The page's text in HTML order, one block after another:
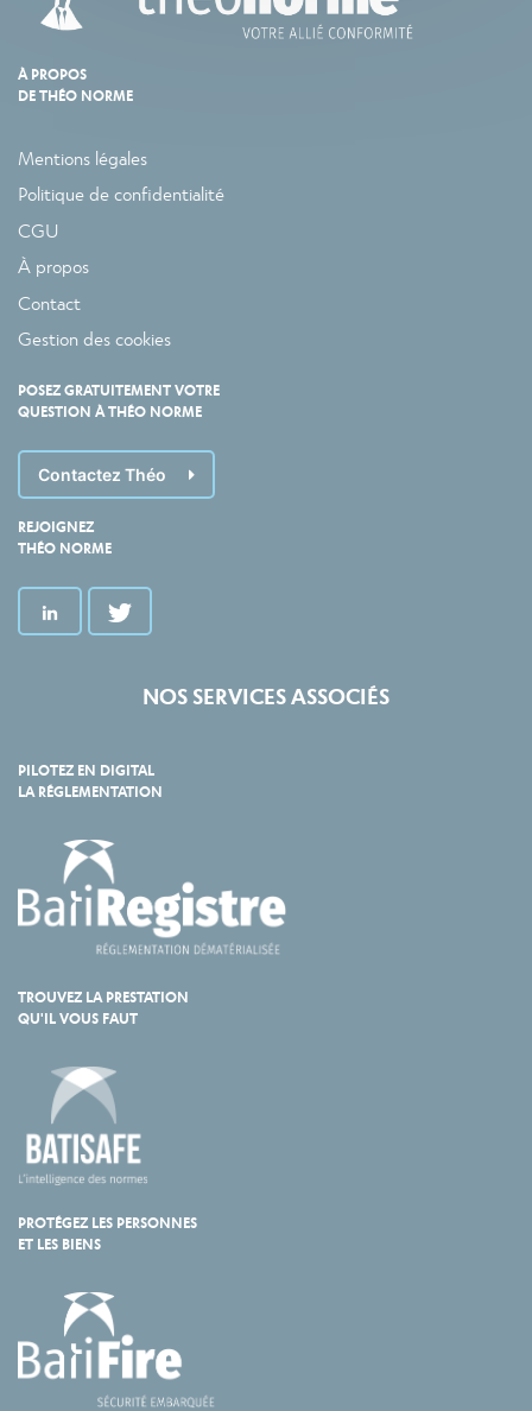
À PROPOS
DE THÉO NORME
Mentions légales
Politique de confidentialité
CGU
À propos
Contact
Gestion des cookies
POSEZ GRATUITEMENT VOTRE
QUESTION À THÉO NORME
Contactez Théo
REJOIGNEZ
THÉO NORME
NOS SERVICES ASSOCIÉS
PILOTEZ EN DIGITAL
LA RÉGLEMENTATION
TROUVEZ LA PRESTATION
QU'IL VOUS FAUT
PROTÉGEZ LES PERSONNES
ET LES BIENS